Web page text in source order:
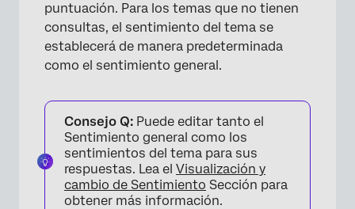
puntuación. Para los temas que no tienen
consultas, el sentimiento del tema se
establecerá de manera predeterminada
como el sentimiento general.
Consejo Q: Puede editar tanto el
Sentimiento general como los
sentimientos del tema para sus
respuestas. Lea el Visualización y
cambio de Sentimiento Sección para
obtener más información.